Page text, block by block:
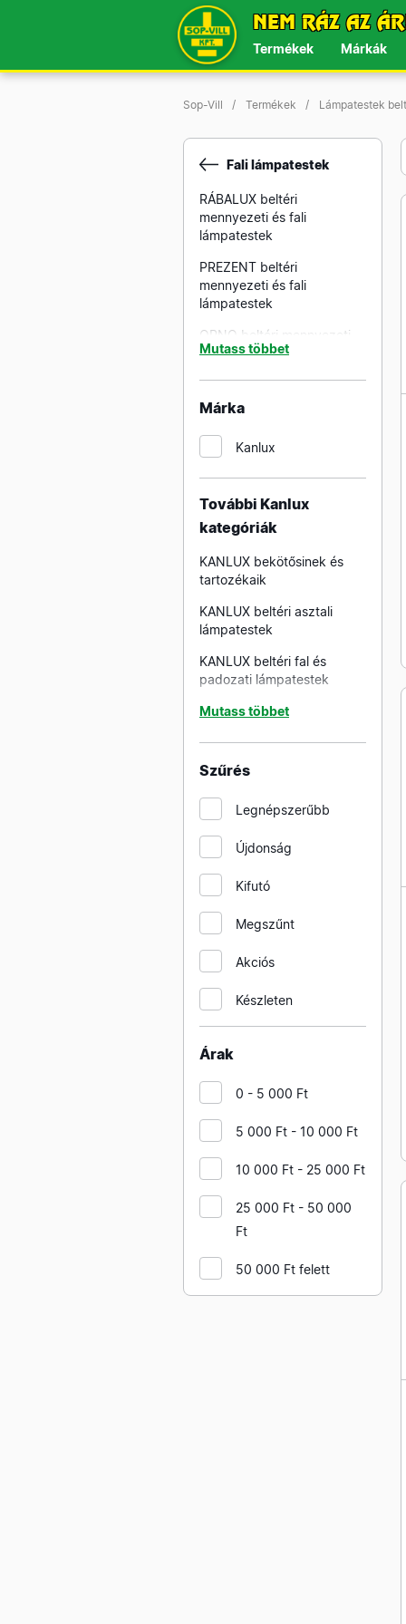
NEM RÁZ AZ
Termékek Márkák
Sop-Vill Termékek Lámpatestek
Fali lámpatestek
RÁBALUX beltéri
mennyezeti és fali
lámpatestek
PREZENT beltéri
mennyezeti és fali
lámpatestek
ORNO beltéri mennyezeti
és fali lámpatetek
KANLUX beltéri mennyezeti
és fali lámpatestek
EMITHOR beltéri
mennyezeti és fali
EGLO beltéri mennyezeti és
fali lámpatestek
LUXERA beltéri mennyezeti
és fali lámpatestek
KANLUX beltéri mennyezeti
és fali lámpatestek
mozgásérzékelővel
EGLO beltéri mennyezeti és
fali lámpatestek
mozgásérzékelővel
Mutass többet
Márka
Kanlux
További Kanlux
kategóriák
KANLUX bekötősinek és
tartozékaik
KANLUX beltéri asztali
lámpatestek
KANLUX beltéri fal és
padozati lámpatestek
KANLUX beltéri falikarok
KANLUX beltéri LED
panelek falon kívüli
kivitelben
KANLUX beltéri LED
kivitelben
KANLUX beltéri süllyesztett
lámpatestek
KANLUX beltéri spot
lámpatestek
rendszerek, lámpatestek
KANLUX csarnokvilágító
lámpatestek
KANLUX elektronikus
működtetők fénycsövekhez
KANLUX falon kívüli
elosztószekrények
KANLUX ipari lámpatestek
KANLUX kültéri álló
lámpatestek
KANLUX kültéri álló
lámpatestek
Mutass többet
Szűrés
Legnépszerűbb
Újdonság
Kifutó
Megszűnt
Akciós
Készleten
Árak
0 - 5 000 Ft
5 000 Ft - 10 000 Ft
10 000 Ft - 25 000 Ft
25 000 Ft - 50 000
Ft
50 000 Ft felett